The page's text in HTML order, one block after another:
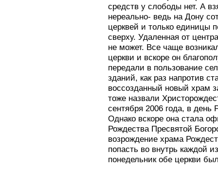
средств у слободы нет. А
нереально- ведь на Дону
церквей и только единицы
сверху. Удаленная от
не может. Все чаще
церкви и вскоре он
передали в пользование
зданий, как раз напротив
воссозданный новый храм
тоже назвали
сентября 2006 года, в
Однако вскоре она стала
Рождества Пресвятой
возрождение храма
попасть во внутрь каждой
понедельник обе церкви